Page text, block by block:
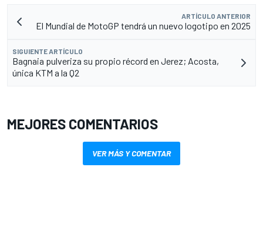
ARTÍCULO ANTERIOR
El Mundial de MotoGP tendrá un nuevo logotipo en 2025
SIGUIENTE ARTÍCULO
Bagnaia pulveriza su propio récord en Jerez; Acosta,
única KTM a la Q2
MEJORES COMENTARIOS
VER MÁS Y COMENTAR